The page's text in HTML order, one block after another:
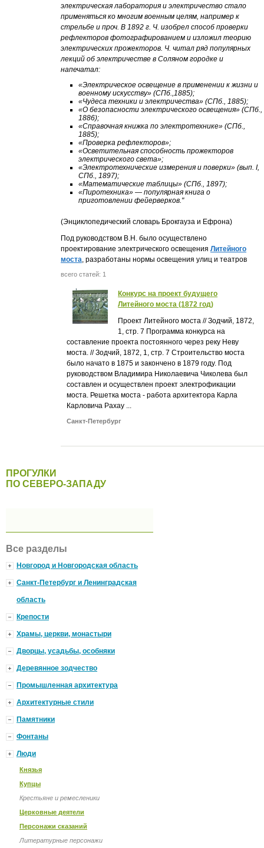
электрическая лаборатория и электричество стало
применяться ко многим военным целям, например к
стрельбе и проч. В 1892 г. Ч. изобрел способ проверки
рефлекторов фотографированием и изложил теорию
электрических прожекторов. Ч. читал ряд популярных
лекций об электричестве в Соляном городке и
напечатал:
«Электрическое освещение в применении к жизни и
военному искусству» (СПб.,1885);
«Чудеса техники и электричества» (СПб., 1885);
«О безопасности электрического освещения» (СПб.,
1886);
«Справочная книжка по электротехнике» (СПб.,
1885);
«Проверка рефлекторов»;
«Осветительная способность прожекторов
электрического света»;
«Электротехнические измерения и поверки» (вып. I,
СПб., 1897);
«Математические таблицы» (СПб., 1897);
«Пиротехника» — популярная книга о
приготовлении фейерверков."
(Энциклопедический словарь Брокгауза и Ефрона)
Под руководством В.Н. было осуществлено
проектирование электрического освещенияЛитейного
моста, разработаны нормы освещения улиц и театров
всего статей: 1
Конкурс на проект будущего
Литейного моста (1872 год)
Проект Литейного моста // Зодчий, 1872,
1, стр. 7 Программа конкурса на
составление проекта постоянного через реку Неву
моста. // Зодчий, 1872, 1, стр. 7 Строительство моста
было начато в 1875 и закончено в 1879 году. Под
руководством Владимира Николаевича Чиколева был
составлен и осуществлен проект электрофикации
моста. Решетка моста - работа архитектора Карла
Карловича Рахау ...
Санкт-Петербург
ПРОГУЛКИ
ПО СЕВЕРО-ЗАПАДУ
Все разделы
Новгород и Новгородская область
Санкт-Петербург и Ленинградская
область
Крепости
Храмы, церкви, монастыри
Дворцы, усадьбы, особняки
Деревянное зодчество
Промышленная архитектура
Архитектурные стили
Памятники
Фонтаны
Люди
Князья
Купцы
Крестьяне и ремесленики
Церковные деятели
Персонажи сказаний
Литературные персонажи